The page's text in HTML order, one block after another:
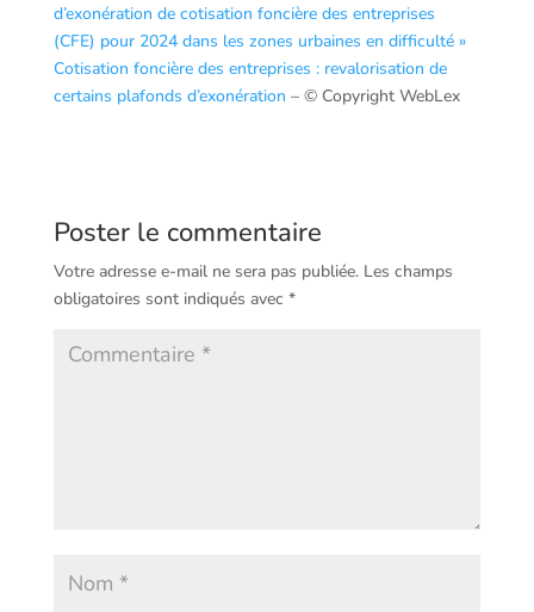
d’exonération de cotisation foncière des entreprises
(CFE) pour 2024 dans les zones urbaines en difficulté »
Cotisation foncière des entreprises : revalorisation de
certains plafonds d’exonération – © Copyright WebLex
Poster le commentaire
Votre adresse e-mail ne sera pas publiée. Les champs
obligatoires sont indiqués avec *